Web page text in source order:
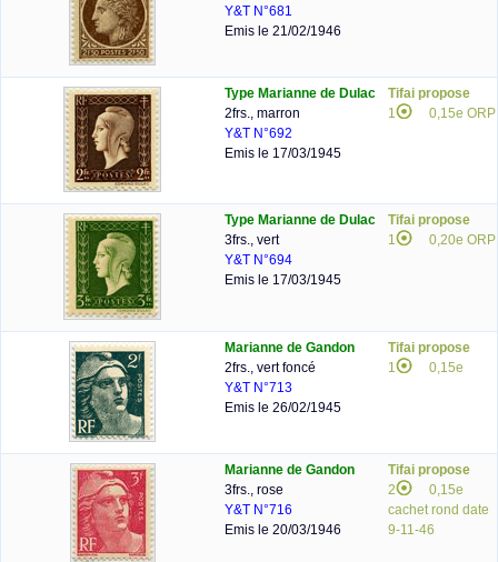
Y&T N°681
Emis le 21/02/1946
Type Marianne de Dulac
2frs., marron
Y&T N°692
Emis le 17/03/1945
Tifai propose
1
0,15e ORP
Type Marianne de Dulac
3frs., vert
Y&T N°694
Emis le 17/03/1945
Tifai propose
1
0,20e ORP
Marianne de Gandon
2frs., vert foncé
Y&T N°713
Emis le 26/02/1945
Tifai propose
1
0,15e
Marianne de Gandon
3frs., rose
Y&T N°716
Emis le 20/03/1946
Tifai propose
2
0,15e
cachet rond date
9-11-46